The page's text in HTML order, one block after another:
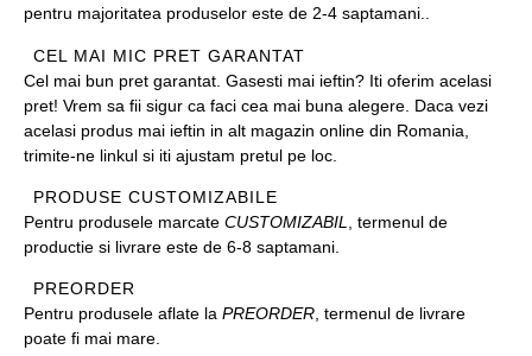
pentru majoritatea produselor este de 2-4 saptamani..
CEL MAI MIC PRET GARANTAT
Cel mai bun pret garantat. Gasesti mai ieftin? Iti oferim acelasi
pret! Vrem sa fii sigur ca faci cea mai buna alegere. Daca vezi
acelasi produs mai ieftin in alt magazin online din Romania,
trimite-ne linkul si iti ajustam pretul pe loc.
PRODUSE CUSTOMIZABILE
Pentru produsele marcate CUSTOMIZABIL
, termenul de
productie si livrare este de 6-8 saptamani.
PREORDER
Pentru produsele aflate la PREORDER, termenul de livrare
poate fi mai mare.